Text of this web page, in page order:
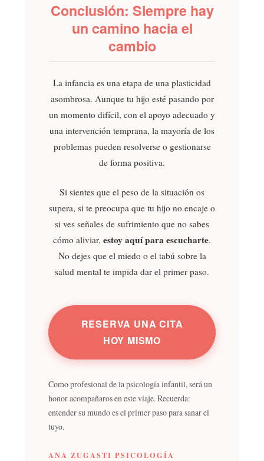
Conclusión: Siempre hay
un camino hacia el
cambio
La infancia es una etapa de una plasticidad
asombrosa. Aunque tu hijo esté pasando por
un momento difícil, con el apoyo adecuado y
una intervención temprana, la mayoría de los
problemas pueden resolverse o gestionarse
de forma positiva.
Si sientes que el peso de la situación os
supera, si te preocupa que tu hijo no encaje o
si ves señales de sufrimiento que no sabes
cómo aliviar, estoy aquí para escucharte.
No dejes que el miedo o el tabú sobre la
salud mental te impida dar el primer paso.
RESERVA UNA CITA
HOY MISMO
Como profesional de la psicología infantil, será un
honor acompañaros en este viaje. Recuerda:
entender su mundo es el primer paso para sanar el
tuyo.
ANA ZUGASTI PSICOLOGÍA